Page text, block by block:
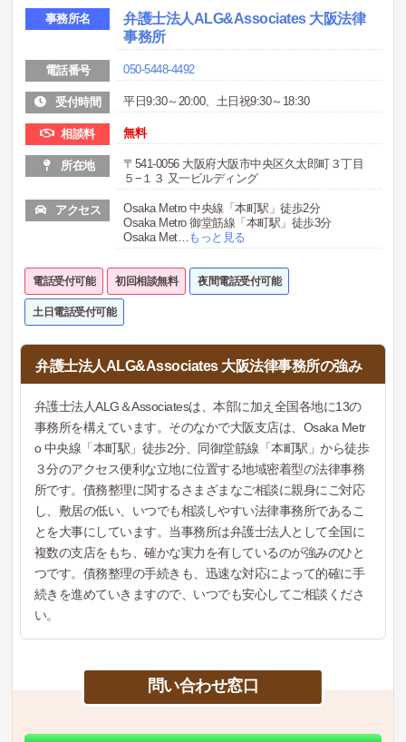
事務所名
弁護士法人ALG&Associates 大阪法律
事務所
電話番号 050-5448-4492
受付時間 平日9:30～20:00、土日祝9:30～18:30
相談料 無料
所在地
〒541-0056 大阪府大阪市中央区久太郎町３丁目
５−１３ 又一ビルディング
アクセス
Osaka Metro 中央線「本町駅」徒歩2分
Osaka Metro 御堂筋線「本町駅」徒歩3分
Osaka Met… もっと見る
電話受付可能 初回相談無料 夜間電話受付可能
土日電話受付可能
弁護士法人ALG&Associates 大阪法律事務所の強み
弁護士法人ALG＆Associatesは、本部に加え全国各地に13の
事務所を構えています。そのなかで大阪支店は、Osaka Metr
o 中央線「本町駅」徒歩2分、同御堂筋線「本町駅」から徒歩
３分のアクセス便利な立地に位置する地域密着型の法律事務
所です。債務整理に関するさまざまなご相談に親身にご対応
し、敷居の低い、いつでも相談しやすい法律事務所であるこ
とを大事にしています。当事務所は弁護士法人として全国に
複数の支店をもち、確かな実力を有しているのが強みのひと
つです。債務整理の手続きも、迅速な対応によって的確に手
続きを進めていきますので、いつでも安心してご相談くださ
い。
問い合わせ窓口